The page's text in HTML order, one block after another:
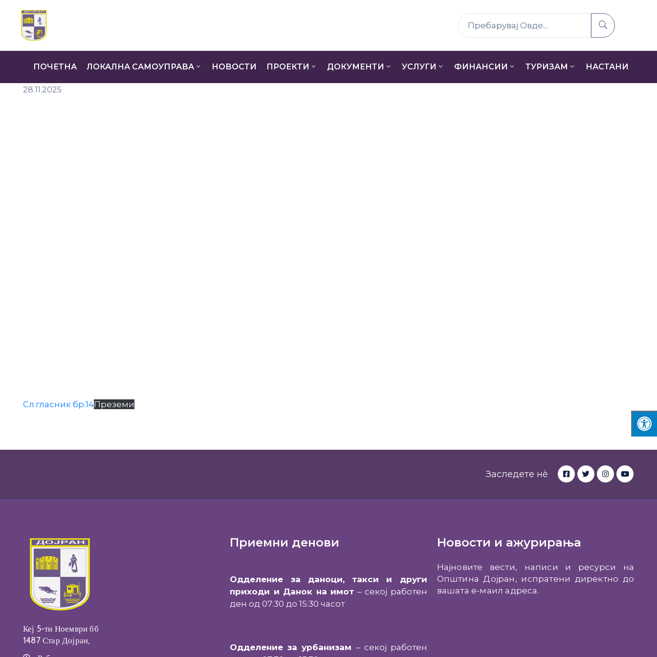
ПОЧЕТНА ЛОКАЛНА САМОУПРАВА НОВОСТИ ПРОЕКТИ ДОКУМЕНТИ УСЛУГИ ФИНАНСИИ ТУРИЗАМ НАСТАНИ
28.11.2025
Сл.гласник бр.14Преземи
Заследете нè
Кеј 5-ти Ноември бб
1487 Стар Дојран,
Приемни денови
Одделение за даноци, такси и други
приходи и Данок на имот – секој работен
ден од 07:30 до 15:30 часот
Одделение за урбанизам – секој работен
Новости и ажурирања
Најновите вести, написи и ресурси на
Општина Дојран, испратени директно до
вашата е-маил адреса.